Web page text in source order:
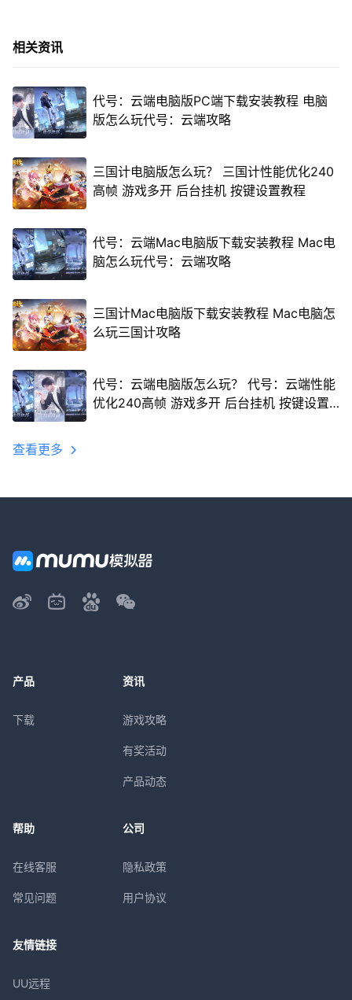
相关资讯
代号：云端电脑版PC端下载安装教程 电脑
版怎么玩代号：云端攻略
三国计电脑版怎么玩？ 三国计性能优化240
高帧 游戏多开 后台挂机 按键设置教程
代号：云端Mac电脑版下载安装教程 Mac电
脑怎么玩代号：云端攻略
三国计Mac电脑版下载安装教程 Mac电脑怎
么玩三国计攻略
代号：云端电脑版怎么玩？ 代号：云端性能
优化240高帧 游戏多开 后台挂机 按键设置
查看更多
产品
下载
资讯
游戏攻略
有奖活动
产品动态
帮助
在线客服
常见问题
公司
隐私政策
用户协议
友情链接
UU远程